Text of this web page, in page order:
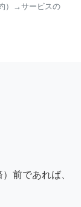
）→サービスの
前であれば、